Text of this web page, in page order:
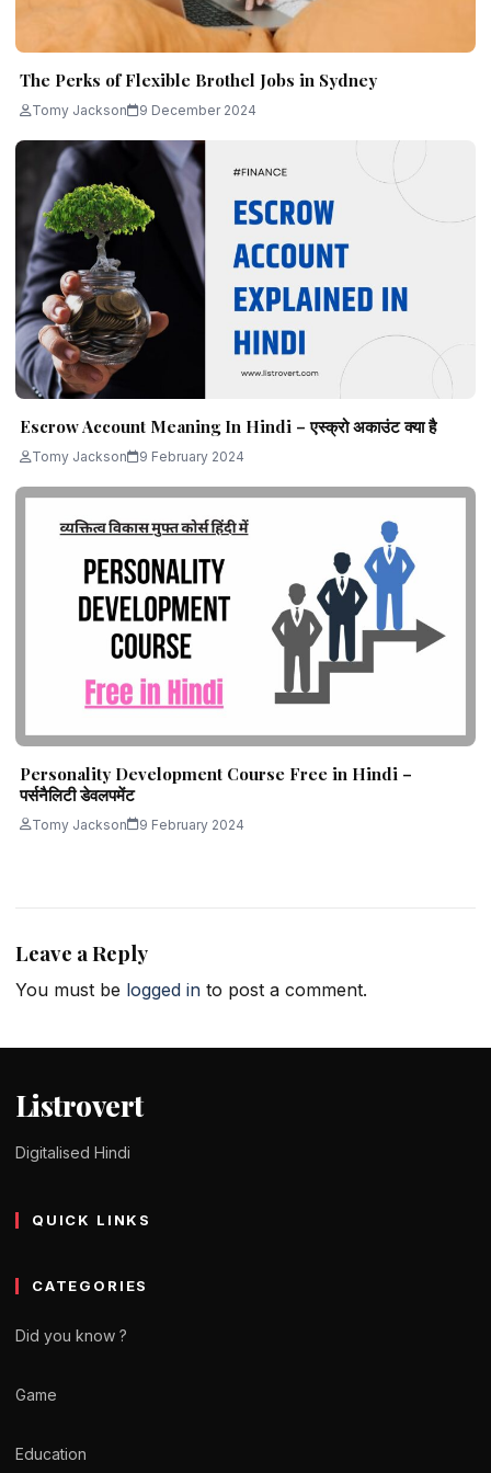
The Perks of Flexible Brothel Jobs in Sydney
Tomy Jackson 9 December 2024
Escrow Account Meaning In Hindi – एस्क्रो अकाउंट क्या है
Tomy Jackson 9 February 2024
Personality Development Course Free in Hindi –
पर्सनैलिटी डेवलपमेंट
Tomy Jackson 9 February 2024
Leave a Reply
You must be logged in to post a comment.
Listrovert
Digitalised Hindi
QUICK LINKS
CATEGORIES
Did you know ?
Game
Education